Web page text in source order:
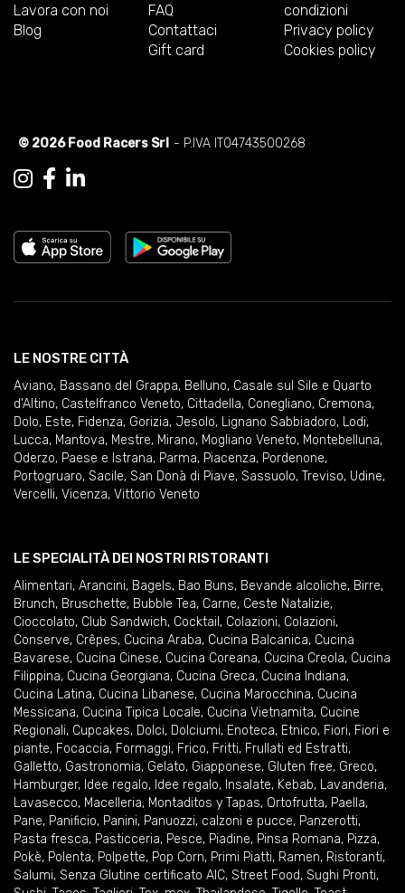
Lavora con noi
Blog
FAQ
Contattaci
Gift card
condizioni
Privacy policy
Cookies policy
© 2026 Food Racers Srl - P.IVA IT04743500268
LE NOSTRE CITTÀ
Aviano, Bassano del Grappa, Belluno, Casale sul Sile e Quarto
d'Altino, Castelfranco Veneto, Cittadella, Conegliano, Cremona,
Dolo, Este, Fidenza, Gorizia, Jesolo, Lignano Sabbiadoro, Lodi,
Lucca, Mantova, Mestre, Mirano, Mogliano Veneto, Montebelluna,
Oderzo, Paese e Istrana, Parma, Piacenza, Pordenone,
Portogruaro, Sacile, San Donà di Piave, Sassuolo, Treviso, Udine,
Vercelli, Vicenza, Vittorio Veneto
LE SPECIALITÀ DEI NOSTRI RISTORANTI
Alimentari, Arancini, Bagels, Bao Buns, Bevande alcoliche, Birre,
Brunch, Bruschette, Bubble Tea, Carne, Ceste Natalizie,
Cioccolato, Club Sandwich, Cocktail , Colazioni, Colazioni,
Conserve, Crêpes, Cucina Araba, Cucina Balcanica, Cucina
Bavarese, Cucina Cinese, Cucina Coreana, Cucina Creola, Cucina
Filippina, Cucina Georgiana, Cucina Greca, Cucina Indiana,
Cucina Latina, Cucina Libanese, Cucina Marocchina, Cucina
Messicana, Cucina Tipica Locale, Cucina Vietnamita, Cucine
Regionali, Cupcakes, Dolci, Dolciumi, Enoteca, Etnico, Fiori, Fiori e
piante, Focaccia, Formaggi, Frico, Fritti, Frullati ed Estratti,
Galletto, Gastronomia, Gelato, Giapponese, Gluten free, Greco,
Hamburger, Idee regalo, Idee regalo, Insalate, Kebab, Lavanderia,
Lavasecco, Macelleria, Montaditos y Tapas, Ortofrutta, Paella,
Pane, Panificio, Panini, Panuozzi, calzoni e pucce, Panzerotti,
Pasta fresca, Pasticceria, Pesce, Piadine, Pinsa Romana, Pizza,
Pokè, Polenta, Polpette, Pop Corn, Primi Piatti, Ramen, Ristoranti,
Salumi, Senza Glutine certificato AIC, Street Food, Sughi Pronti,